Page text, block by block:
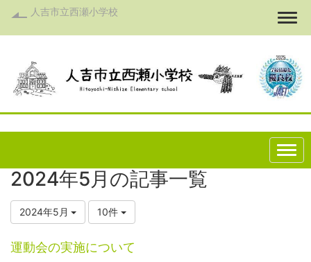
人吉市立西瀬小学校
2024年5月の記事一覧
2024年5月 10件
運動会の実施について